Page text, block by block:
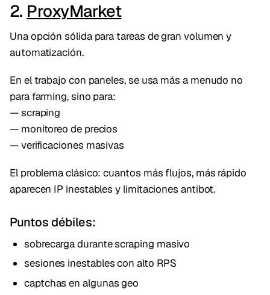
2. ProxyMarket
Una opción sólida para tareas de gran volumen y
automatización.
En el trabajo con paneles, se usa más a menudo no
para farming, sino para:
— scraping
— monitoreo de precios
— verificaciones masivas
El problema clásico: cuantos más flujos, más rápido
aparecen IP inestables y limitaciones antibot.
Puntos débiles:
sobrecarga durante scraping masivo
sesiones inestables con alto RPS
captchas en algunas geo